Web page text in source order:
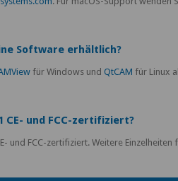
Software erhältlich?
für Windows und QtCAM für Linux
CE- und FCC-zertifiziert?
und FCC-zertifiziert. Weitere